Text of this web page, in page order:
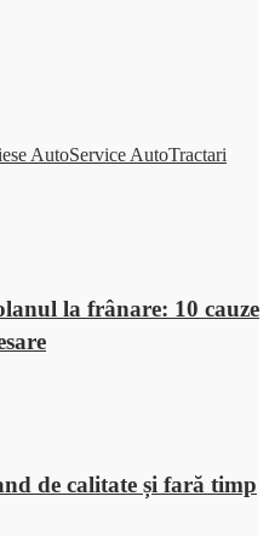
AutoService AutoTractari
la frânare: 10 cauze
de calitate și fară timp